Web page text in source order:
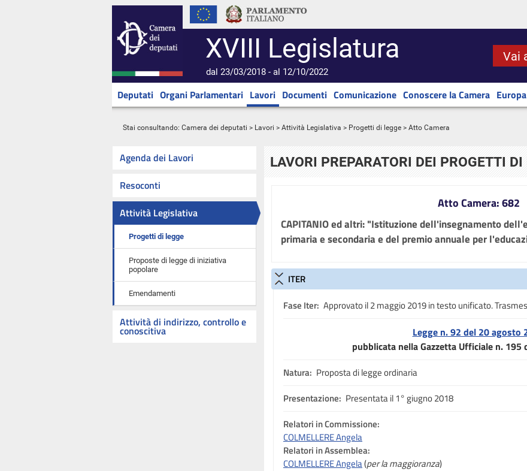
XVIII Legislatura
dal 23/03/2018 - al 12/10/2022
Vai
Deputati Organi Parlamentari Lavori Documenti Comunicazione Conoscere la Camera Europa
Stai consultando: Camera dei deputati > Lavori > Attività Legislativa > Progetti di legge > Atto Camera
Agenda dei Lavori
Resoconti
Attività Legislativa
Progetti di legge
Proposte di legge di iniziativa
popolare
Emendamenti
Attività di indirizzo, controllo e
conoscitiva
LAVORI PREPARATORI DEI PROGETTI DI
Atto Camera: 682
CAPITANIO ed altri: "Istituzione dell'insegnamento
primaria e secondaria e del premio annuale per
ITER
Fase Iter: Approvato il 2 maggio 2019 in testo unificato.
Legge n. 92 del 20 agosto
pubblicata nella Gazzetta Ufficiale n.
Natura: Proposta di legge ordinaria
Presentazione: Presentata il 1° giugno 2018
Relatori in Commissione:
COLMELLERE Angela
Relatori in Assemblea:
COLMELLERE Angela(per la maggioranza)